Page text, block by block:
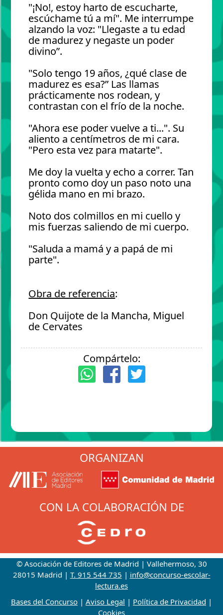
"¡No!, estoy harto de escucharte,
escúchame tú a mí". Me interrumpe
alzando la voz: "Llegaste a tu edad
de madurez y negaste un poder
divino”.
"Solo tengo 19 años, ¿qué clase de
madurez es esa?” Las llamas
prácticamente nos rodean, y
contrastan con el frío de la noche.
"Ahora ese poder vuelve a ti...". Su
aliento a centímetros de mi cara.
"Pero esta vez para matarte".
Me doy la vuelta y echo a correr. Tan
pronto como doy un paso noto una
gélida mano en mi brazo.
Noto dos colmillos en mi cuello y
mis fuerzas saliendo de mi cuerpo.
"Saluda a mamá y a papá de mi
parte".
Obra de referencia:
Don Quijote de la Mancha, Miguel
de Cervates
Compártelo:
ORGANIZAN
CON LA COLABORACIÓN DE
© Asociación de Editores de Madrid | Vallehermoso, 30
28015 Madrid | T. 915 544 735 | info@concurso-escolar-
lectura.es
Bases del Concurso | Aviso Legal | Política de Privacidad |
Cookies